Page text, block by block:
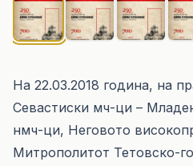
На 22.03.2018 година, на
Севастиски мч-ци –
нмч-ци, Неговото
Митрополитот Тетовско-